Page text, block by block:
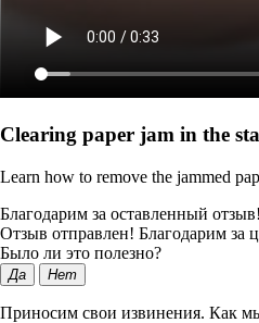
Clearing paper jam in the
Learn how to remove the jammed
Благодарим за оставленный отзыв!
Отзыв отправлен! Благодарим за
Было ли это полезно?
Да Нет
Приносим свои извинения. Как